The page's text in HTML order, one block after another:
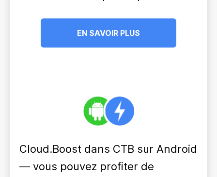
EN SAVOIR PLUS
Cloud.Boost dans CTB sur Android
— vous pouvez profiter de